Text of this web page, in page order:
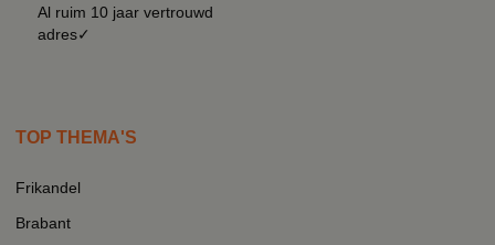
Al ruim 10 jaar vertrouwd
adres✓
TOP THEMA'S
Frikandel
Brabant